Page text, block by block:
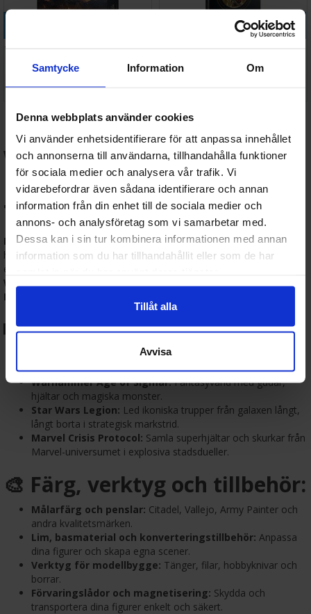
Samtycke Information Om
Denna webbplats använder cookies
Vi använder enhetsidentifierare för att anpassa innehållet
och annonserna till användarna, tillhandahålla funktioner
för sociala medier och analysera vår trafik. Vi
vidarebefordrar även sådana identifierare och annan
information från din enhet till de sociala medier och
annons- och analysföretag som vi samarbetar med.
Dessa kan i sin tur kombinera informationen med annan
information som du har tillhandahållit eller som de har
Tillåt alla
Avvisa
The War of the Rohirrim Battle
of Edoras
1 567 SEK
Köp
Journal
Figurspel –
Warhammer, Star Wars,
Marvel och mer hos
Terratide.se
Figurspel kombinerar strategi, kreativitet och byggarglädje – och
hosTerratide.sehittar du allt du behöver för att komma i gång
eller ta din armé till nästa nivå. Vi erbjuder ett brett sortiment av
Warhammer 40,000, Age of Sigmar, Star Wars Legion,
Marvel Crisis Protocol
🎲 Populära figurspel hos oss:
Det ikoniska sci-fi-spelet med massiva
arméer och taktiska strider.
Warhammer Age of Sigmar:Fantasyvärld med gudar,
hjältar och magiska monster.
Star Wars Legion: Led ikoniska trupper från galaxen långt,
långt borta i strategisk markstrid.
Marvel Crisis Protocol: Samla superhjältar och skurkar från
Marvel-universumet i explosiva stadsdueller.
🎨 Färg, verktyg och tillbehör:
Målarfärg och penslar: Citadel, Vallejo, Army Painter och
andra kvalitetsmärken.
Lim, basmaterial och konverteringstillbehör: Anpassa
dina figurer och skapa egna scener.
Verktyg för modellbygge: Tänger, filar, hobbyknivar och
borrar.
Förvaringslådor och magnetisering: Skydda och
transportera dina figurer enkelt och säkert.